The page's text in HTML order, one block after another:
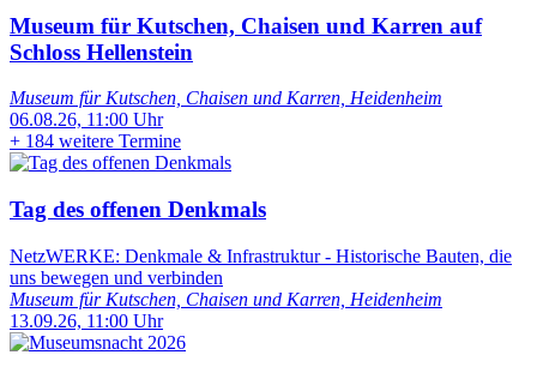
Museum für Kutschen, Chaisen und Karren auf
Schloss Hellenstein
Museum für Kutschen, Chaisen und Karren, Heidenheim
06.08.26, 11:00 Uhr
+ 184 weitere Termine
Tag des offenen Denkmals
NetzWERKE: Denkmale & Infrastruktur - Historische Bauten, die
uns bewegen und verbinden
Museum für Kutschen, Chaisen und Karren, Heidenheim
13.09.26, 11:00 Uhr